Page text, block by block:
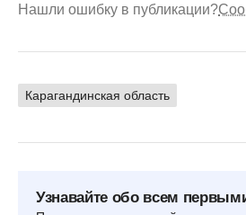
Нашли ошибку в публикации?
Карагандинская область
Узнавайте обо всем